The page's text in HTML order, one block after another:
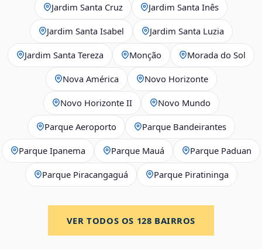
Jardim Santa Cruz Jardim Santa Inês
Jardim Santa Isabel Jardim Santa Luzia
Jardim Santa Tereza Monção Morada do Sol
Nova América Novo Horizonte
Novo Horizonte II Novo Mundo
Parque Aeroporto Parque Bandeirantes
Parque Ipanema Parque Mauá Parque Paduan
Parque Piracangaguá Parque Piratininga
VER TODOS OS 128 BAIRROS